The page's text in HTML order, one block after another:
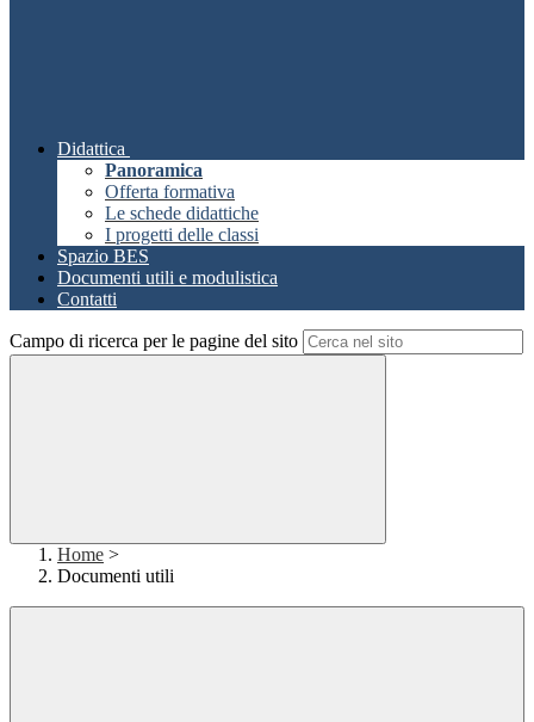
Didattica
Panoramica
Offerta formativa
Le schede didattiche
I progetti delle classi
Spazio BES
Documenti utili e modulistica
Contatti
Campo di ricerca per le pagine del sito
Home >
Documenti utili